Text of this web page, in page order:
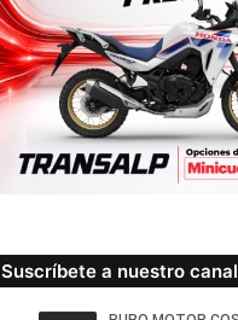
Suscríbete a nuestro canal